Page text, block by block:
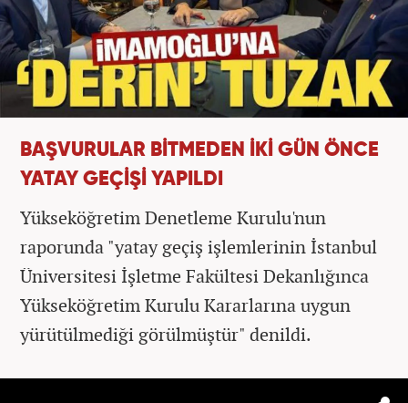
BAŞVURULAR BİTMEDEN İKİ GÜN ÖNCE
YATAY GEÇİŞİ YAPILDI
Yükseköğretim Denetleme Kurulu'nun
raporunda "yatay geçiş işlemlerinin İstanbul
Üniversitesi İşletme Fakültesi Dekanlığınca
Yükseköğretim Kurulu Kararlarına uygun
yürütülmediği görülmüştür" denildi.